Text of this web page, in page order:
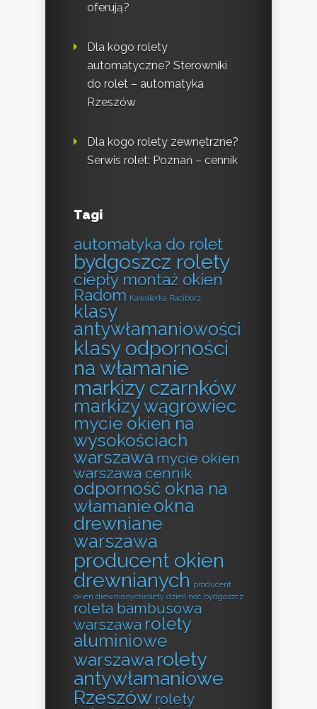
oferują?
Dla kogo rolety
automatyczne? Sterowniki
do rolet – automatyka
Rzeszów
Dla kogo rolety zewnętrzne?
Serwis rolet: Poznań – cennik
Tagi
automatyka do rolet
bydgoszcz rolety
ciepły montaż okien
Radom Kawalerka Racibórz
klasy
antywłamaniowości
klasy odporności
na włamanie
markizy czarnków
markizy wągrowiec
mycie okien na
wysokościach
warszawa mycie okien
warszawa cennik
odporność okna na
włamanieokna
drewniane
warszawa
producent okien
drewnianych producent
okien drewnianychrolety dzień noc bydgoszcz
roleta bambusowa
warszawa rolety
aluminiowe
warszawa rolety
antywłamaniowe
Rzeszów rolety